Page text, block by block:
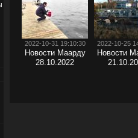
2022-10-31 19:10:30
Новости Маарду
28.10.2022
2022-10-25
Новости